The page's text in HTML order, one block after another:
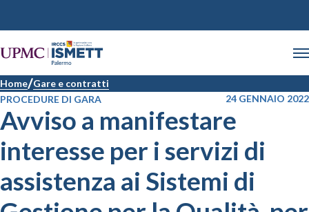
Home Gare e contratti
PROCEDURE DI GARA
24 GENNAIO 2022
Avviso a manifestare
interesse per i servizi di
assistenza ai Sistemi di